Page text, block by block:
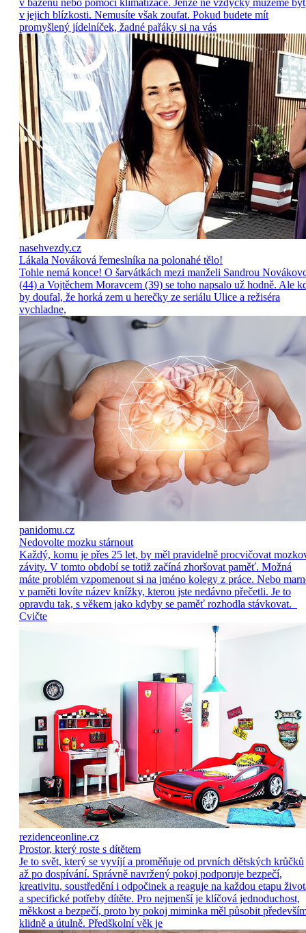
v jejich blízkosti. Nemusíte však zoufat. Pokud budete mít
promyšlený jídelníček, žadné pařáky si na vás
nasehvezdy.cz
Lákala Nováková řemeslníka na polonahé tělo!
Tohle nemá konce! O šarvátkách mezi manželi Sandrou
(44) a Vojtěchem Moravcem (39) se toho napsalo už hodně. Ale
by doufal, že horká zem u herečky ze seriálu Ulice a režiséra
vychladne,
panidomu.cz
Nedovolte mozku stárnout
Každý, komu je přes 25 let, by měl pravidelně procvičovat
závity. V tomto období se totiž začíná zhoršovat paměť. Možná
máte problém vzpomenout si na jméno kolegy z práce. Nebo
v paměti lovíte název knížky, kterou jste nedávno přečetli. Je to
opravdu tak, s věkem jako kdyby se paměť rozhodla stávkovat.
Cvičte
rezidenceonline.cz
Prostor, který roste s dítětem
Je to svět, který se vyvíjí a proměňuje od prvních dětských krůčků
až po dospívání. Správně navržený pokoj podporuje bezpečí,
kreativitu, soustředění i odpočinek a reaguje na každou etapu
a specifické potřeby dítěte. Pro nejmenší je klíčová jednoduchost,
měkkost a bezpečí, proto by pokoj miminka měl působit
klidně a útulně. Předškolní věk je